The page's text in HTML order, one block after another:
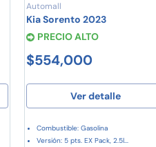
Automall
Kia Sorento 2023
PRECIO ALTO
$554,000
Ver detalle
Combustible: Gasolina
Versión: 5 pts. EX Pack, 2.5l...